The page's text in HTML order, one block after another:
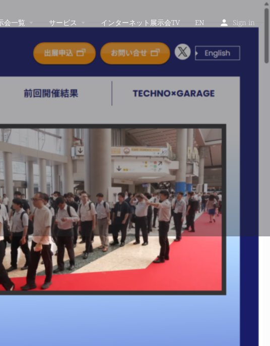
会一覧 サービス インターネット展示会TV EN Sign in
管理者に報告 ウエブサイト